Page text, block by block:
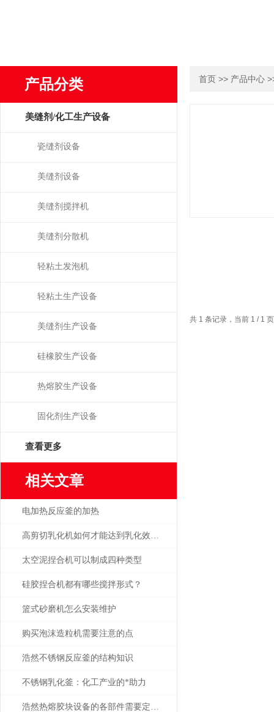
产品分类
美缝剂/化工生产设备
瓷缝剂设备
美缝剂设备
美缝剂搅拌机
美缝剂分散机
轻粘土发泡机
轻粘土生产设备
美缝剂生产设备
硅橡胶生产设备
热熔胶生产设备
固化剂生产设备
查看更多
相关文章
电加热反应釜的加热
高剪切乳化机如何才能达到乳化效果？
太空泥捏合机可以制成四种类型
硅胶捏合机都有哪些搅拌形式？
篮式砂磨机怎么安装维护
购买泡沫造粒机需要注意的点
浩然不锈钢反应釜的结构知识
不锈钢乳化釜：化工产业的*助力
浩然热熔胶块设备的各部件需要定期的检查
首页 >> 产品中心
共 1 条记录，当前 1 / 1